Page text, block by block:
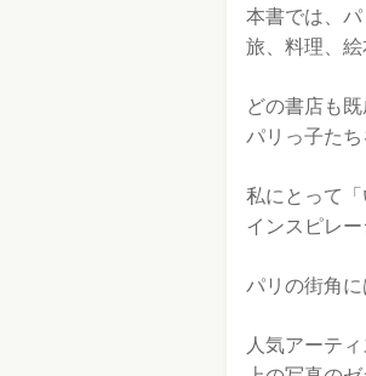
本書では、パ
旅、料理、
どの書店も
パリっ子た
私にとって「
インスピレ
パリの街角に
人気アーテ